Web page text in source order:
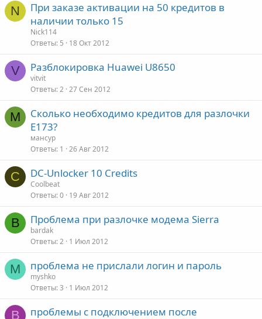
N
При заказе активации на 50 кредитов в
наличии только 15
Nick114
Ответы 5 18 Окт 2012
V Разблокировка Huawei U8650
vitvit
Ответы 2 27 Сен 2012
М
Сколько необходимо кредитов для разлочки
E173?
мансур
Ответы 1 26 Авг 2012
C DC-Unlocker 10 Credits
Coolbeat
Ответы 0 19 Авг 2012
B Проблема при разлочке модема Sierra
bardak
Ответы 2 1 Июл 2012
M проблема не прислали логин и пароль
myshko
Ответы 3 1 Июл 2012
В
проблемы с подключением после